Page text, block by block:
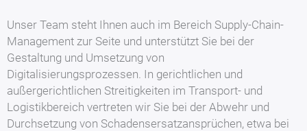
Unser Team steht Ihnen auch im Bereich Supply-Chain-
Management zur Seite und unterstützt Sie bei der
Gestaltung und Umsetzung von
Digitalisierungsprozessen. In gerichtlichen und
außergerichtlichen Streitigkeiten im Transport- und
Logistikbereich vertreten wir Sie bei der Abwehr und
Durchsetzung von Schadensersatzansprüchen, etwa bei